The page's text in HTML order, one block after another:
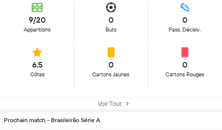
9/20
Apparitions
0
Buts
0
Pass. Décisiv.
6.5
Côtes
0
Cartons Jaunes
0
Cartons Rouges
Voir Tout
Prochain match - Brasileirão Série A